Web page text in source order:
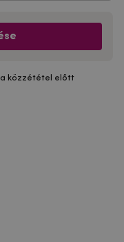
közzététel előtt